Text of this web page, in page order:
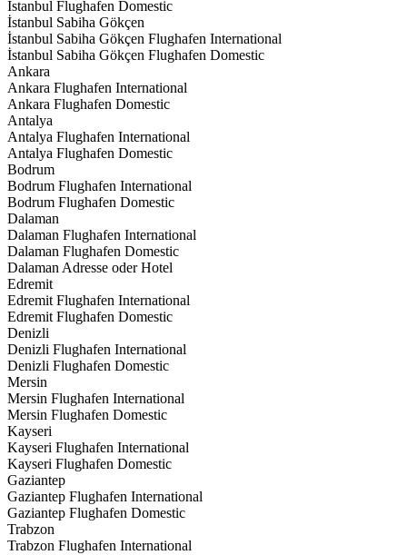
İstanbul Flughafen Domestic
İstanbul Sabiha Gökçen
İstanbul Sabiha Gökçen Flughafen International
İstanbul Sabiha Gökçen Flughafen Domestic
Ankara
Ankara Flughafen International
Ankara Flughafen Domestic
Antalya
Antalya Flughafen International
Antalya Flughafen Domestic
Bodrum
Bodrum Flughafen International
Bodrum Flughafen Domestic
Dalaman
Dalaman Flughafen International
Dalaman Flughafen Domestic
Dalaman Adresse oder Hotel
Edremit
Edremit Flughafen International
Edremit Flughafen Domestic
Denizli
Denizli Flughafen International
Denizli Flughafen Domestic
Mersin
Mersin Flughafen International
Mersin Flughafen Domestic
Kayseri
Kayseri Flughafen International
Kayseri Flughafen Domestic
Gaziantep
Gaziantep Flughafen International
Gaziantep Flughafen Domestic
Trabzon
Trabzon Flughafen International